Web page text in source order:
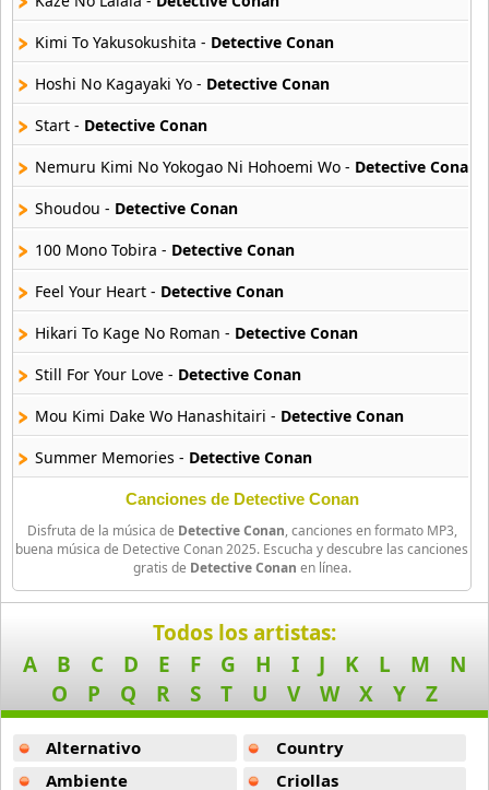
6 músicas online
Akikan
15 músicas online
Alejandro Arnais
3 músicas online
Amaenaideyo
26 músicas online
Amagami Ss
50 músicas online
Amatsuki
20 músicas online
Angel Beats
39 músicas online
Angel Heart
36 músicas online
Angel Sanctuary
Angelic Layer
3 músicas online
Ano Natsu De Matteru
Kimi To Yakusokushita - Detective Conan
Hoshi No Kagayaki Yo - Detective Conan
Start - Detective Conan
Nemuru Kimi No Yokogao Ni Hohoemi Wo - Detective Conan
Shoudou - Detective Conan
100 Mono Tobira - Detective Conan
Feel Your Heart - Detective Conan
Hikari To Kage No Roman - Detective Conan
Still For Your Love - Detective Conan
Mou Kimi Dake Wo Hanashitairi - Detective Conan
Summer Memories - Detective Conan
Mysterious Eyes -Detective Conan
Overture -Detective Conan
Stopping The World -
Detective Conan
Revive -Detective Conan
I Still Believe -Detective Conan
Kumo Ni Notte -
Detective Conan
Canciones de Detective Conan
Disfruta de la música de Detective Conan, canciones en formato MP3,
buena música de Detective Conan 2025. Escucha y descubre las canciones
gratis de Detective Conan en línea.
Todos los artistas:
A
B C D E F G H I J K L M
N
O
P Q R S T U V W X Y Z
Alternativo
Ambiente
Country
Criollas